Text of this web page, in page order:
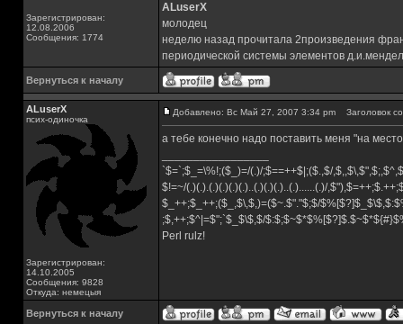
Зарегистрирован:
12.08.2006
Сообщения: 1774
ALuserX
молодец
неделю назад прочитала 2произведения
периодической системы элементов
Вернуться к началу
ALuserX
псих-одиночка
Зарегистрирован:
14.10.2005
Сообщения: 9828
Откуда: немецыя
Добавлено: Вс Май 27, 2007 3:34 pm Заголовок
а тебе конечно надо поставить меня "на
`$=`;$_=\%!;($_)=/(.)/;$==++$|;($.,$/
$!=~/(.)(.).(.)(.)(.)(.)..(.)(.)(.)..(.)......(.)/
$_++;$_++;($_,$\,$,)=($~.$"."$;$/
;$,++;$^|=$";`$_$\$,$/
Perl rulz!
Вернуться к началу